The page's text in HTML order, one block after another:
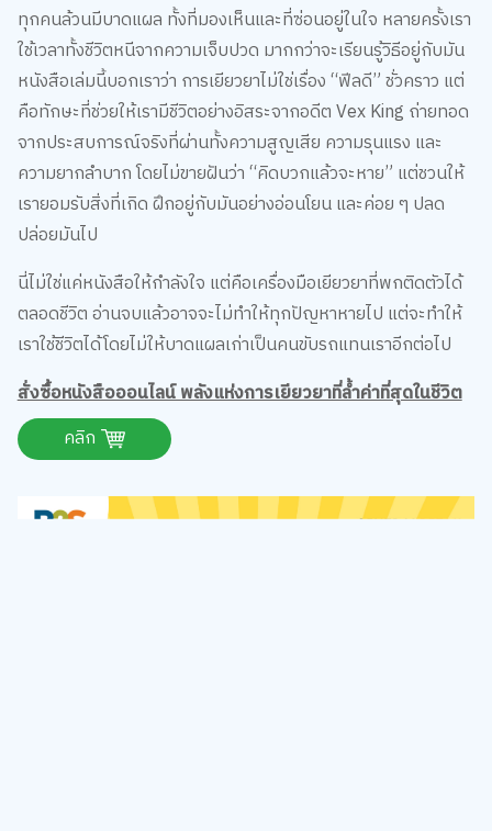
ทุกคนล้วนมีบาดแผล ทั้งที่มองเห็นและที่ซ่อนอยู่ในใจ หลายครั้งเรา
ใช้เวลาทั้งชีวิตหนีจากความเจ็บปวด มากกว่าจะเรียนรู้วิธีอยู่กับมัน
หนังสือเล่มนี้บอกเราว่า การเยียวยาไม่ใช่เรื่อง “ฟีลดี” ชั่วคราว แต่
คือทักษะที่ช่วยให้เรามีชีวิตอย่างอิสระจากอดีต Vex King ถ่ายทอด
จากประสบการณ์จริงที่ผ่านทั้งความสูญเสีย ความรุนแรง และ
ความยากลำบาก โดยไม่ขายฝันว่า “คิดบวกแล้วจะหาย” แต่ชวนให้
เรายอมรับสิ่งที่เกิด ฝึกอยู่กับมันอย่างอ่อนโยน และค่อย ๆ ปลด
ปล่อยมันไป
นี่ไม่ใช่แค่หนังสือให้กำลังใจ แต่คือเครื่องมือเยียวยาที่พกติดตัวได้
ตลอดชีวิต อ่านจบแล้วอาจจะไม่ทำให้ทุกปัญหาหายไป แต่จะทำให้
เราใช้ชีวิตได้โดยไม่ให้บาดแผลเก่าเป็นคนขับรถแทนเราอีกต่อไป
สั่งซื้อหนังสือออนไลน์ พลังแห่งการเยียวยาที่ล้ำค่าที่สุดในชีวิต
คลิก